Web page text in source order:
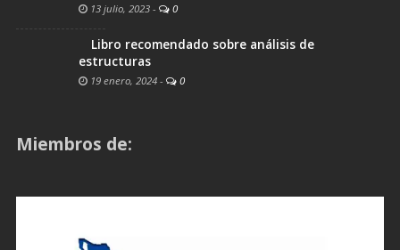
13 julio, 2023 - 0
Libro recomendado sobre análisis de
estructuras
19 enero, 2024 - 0
Miembros de: